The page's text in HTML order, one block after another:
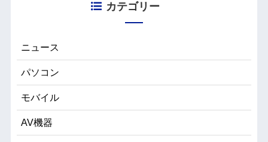
カテゴリー
ニュース
パソコン
モバイル
AV機器